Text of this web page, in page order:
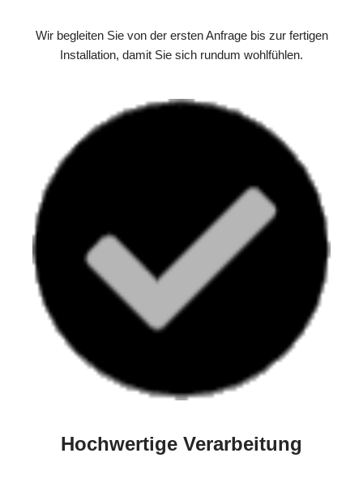
Wir begleiten Sie von der ersten Anfrage bis zur fertigen
Installation, damit Sie sich rundum wohlfühlen.
Hochwertige Verarbeitung